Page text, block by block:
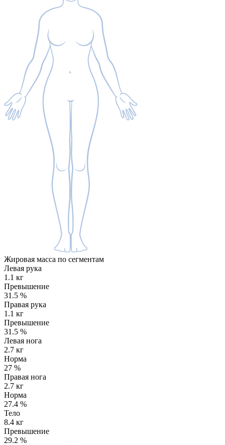
Жировая масса по сегментам
Левая рука
1.1 кг
Превышение
31.5 %
Правая рука
1.1 кг
Превышение
31.5 %
Левая нога
2.7 кг
Норма
27 %
Правая нога
2.7 кг
Норма
27.4 %
Тело
8.4 кг
Превышение
29.2 %